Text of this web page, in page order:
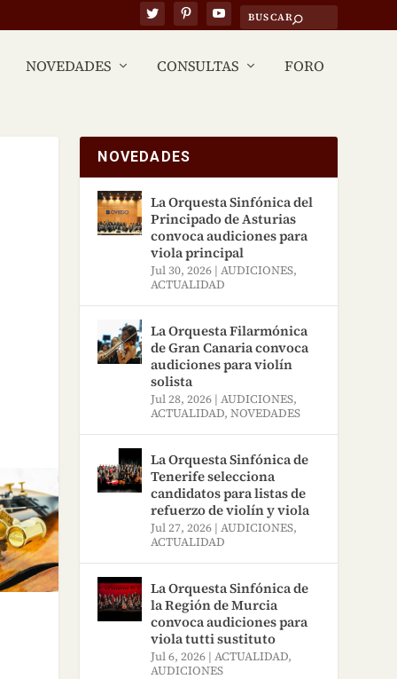
NOVEDADES CONSULTAS FORO
NOVEDADES
La Orquesta Sinfónica del
Principado de Asturias
convoca audiciones para
viola principal
Jul 30, 2026 |AUDICIONES,
ACTUALIDAD
La Orquesta Filarmónica
de Gran Canaria convoca
audiciones para violín
solista
Jul 28, 2026 |AUDICIONES,
ACTUALIDAD,NOVEDADES
La Orquesta Sinfónica de
Tenerife selecciona
candidatos para listas de
refuerzo de violín y viola
Jul 27, 2026 |AUDICIONES,
ACTUALIDAD
La Orquesta Sinfónica de
la Región de Murcia
convoca audiciones para
viola tutti sustituto
Jul 6, 2026 |ACTUALIDAD,
AUDICIONES